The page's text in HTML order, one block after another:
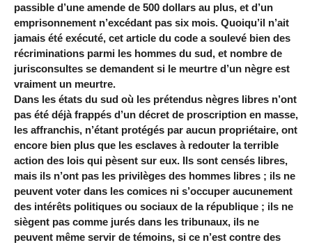
passible d’une amende de 500 dollars au plus, et d’un
emprisonnement n’excédant pas six mois. Quoiqu’il n’ait
jamais été exécuté, cet article du code a soulevé bien des
récriminations parmi les hommes du sud, et nombre de
jurisconsultes se demandent si le meurtre d’un nègre est
vraiment un meurtre.
Dans les états du sud où les prétendus nègres libres n’ont
pas été déjà frappés d’un décret de proscription en masse,
les affranchis, n’étant protégés par aucun propriétaire, ont
encore bien plus que les esclaves à redouter la terrible
action des lois qui pèsent sur eux. Ils sont censés libres,
mais ils n’ont pas les privilèges des hommes libres ; ils ne
peuvent voter dans les comices ni s’occuper aucunement
des intérêts politiques ou sociaux de la république ; ils ne
siègent pas comme jurés dans les tribunaux, ils ne
peuvent même servir de témoins, si ce n’est contre des